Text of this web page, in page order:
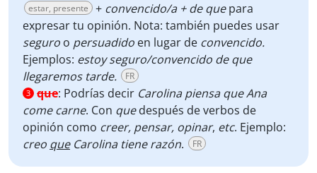
estar, presente + convencido/a + de quepara
expresar tu opinión. Nota: también puedes usar
seguro o persuadido en lugar de convencido.
Ejemplos: estoy seguro/convencido de que
llegaremos tarde.
FR
3 que: Podrías decir Carolina piensa que Ana
come carne. Con quedespués de verbos de
opinión como creer, pensar, opinar, etc. Ejemplo:
creo queCarolina tiene razón. FR